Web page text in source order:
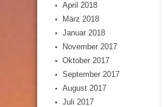
April 2018
März 2018
Januar 2018
November 2017
Oktober 2017
September 2017
August 2017
Juli 2017